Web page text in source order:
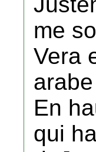
me
Vera
En
qui